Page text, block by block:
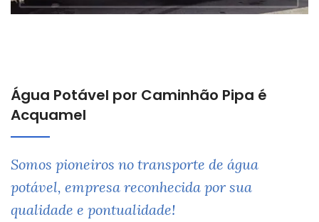
Água Potável por Caminhão Pipa é
Acquamel
Somos pioneiros no transporte de água
potável, empresa reconhecida por sua
qualidade e pontualidade!